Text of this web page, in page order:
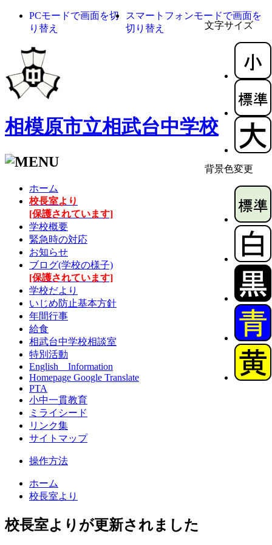
文字サイズ
背景色変更
PCモードで画面を切
り替え
スマートフォンモードで画面を
切り替え
相模原市立相武台中学校
ホーム
校長室より
[保護されています]
学校概要
緊急時の対応
お知らせ
ブログ(学校の様子)
[保護されています]
学校だより
いじめ防止基本方針
年間行事
給食
相武台中学校相談室
特別活動
English Information
Homepage Google Translate
PTA
小中一貫教育
ミライシード
リンク集
サイトマップ
操作方法
ホーム
校長室より
校長室よりが更新されました